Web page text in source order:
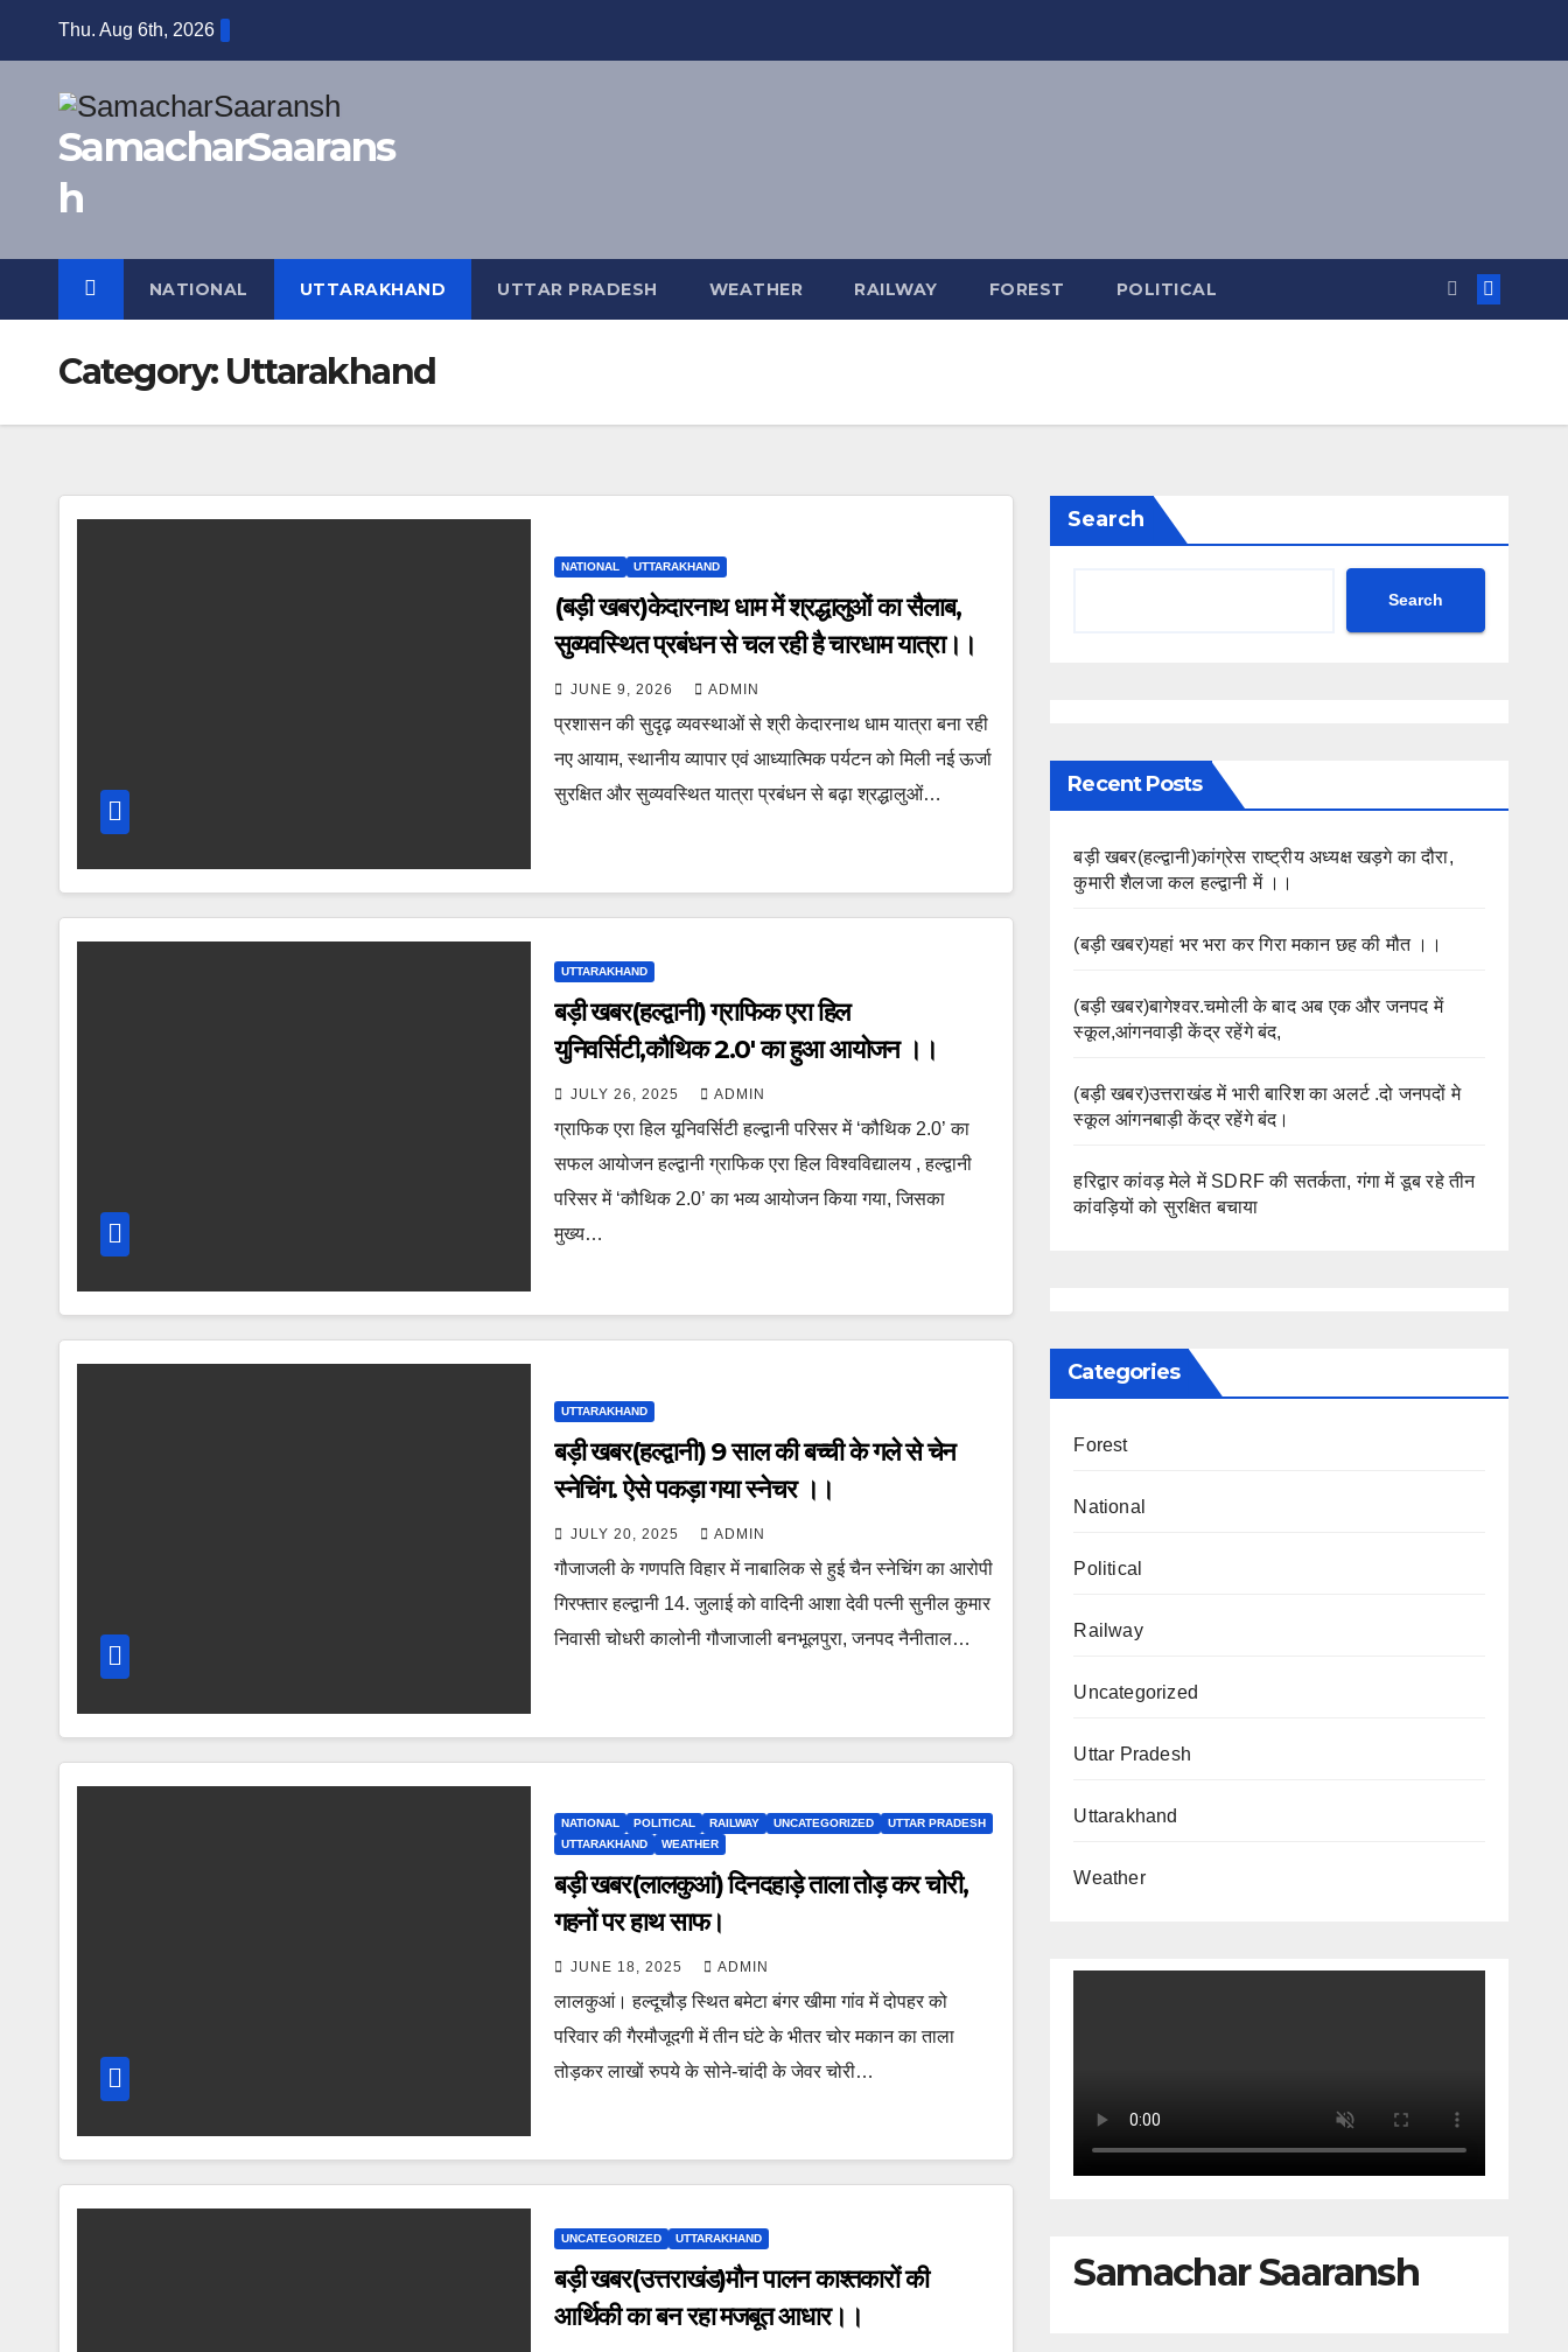
Thu. Aug 6th, 2026
SamacharSaarans
h
NATIONAL UTTARAKHAND UTTAR PRADESH WEATHER RAILWAY FOREST POLITICAL
Category: Uttarakhand
NATIONAL UTTARAKHAND
(बड़ी खबर)केदारनाथ धाम में श्रद्धालुओं का सैलाब,
सुव्यवस्थित प्रबंधन से चल रही है चारधाम यात्रा।।
JUNE 9, 2026 ADMIN
प्रशासन की सुदृढ़ व्यवस्थाओं से श्री केदारनाथ धाम यात्रा बना रही
नए आयाम, स्थानीय व्यापार एवं आध्यात्मिक पर्यटन को मिली नई ऊर्जा
सुरक्षित और सुव्यवस्थित यात्रा प्रबंधन से बढ़ा श्रद्धालुओं…
UTTARAKHAND
बड़ी खबर(हल्द्वानी) ग्राफिक एरा हिल
युनिवर्सिटी,कौथिक 2.0′ का हुआ आयोजन ।।
JULY 26, 2025 ADMIN
ग्राफिक एरा हिल यूनिवर्सिटी हल्द्वानी परिसर में ‘कौथिक 2.0’ का
सफल आयोजन हल्द्वानी ग्राफिक एरा हिल विश्वविद्यालय , हल्द्वानी
परिसर में ‘कौथिक 2.0’ का भव्य आयोजन किया गया, जिसका
मुख्य…
UTTARAKHAND
बड़ी खबर(हल्द्वानी) 9 साल की बच्ची के गले से चेन
स्नेचिंग. ऐसे पकड़ा गया स्नेचर ।।
JULY 20, 2025 ADMIN
गौजाजली के गणपति विहार में नाबालिक से हुई चैन स्नेचिंग का आरोपी
गिरफ्तार हल्द्वानी 14. जुलाई को वादिनी आशा देवी पत्नी सुनील कुमार
निवासी चोधरी कालोनी गौजाजाली बनभूलपुरा, जनपद नैनीताल…
NATIONAL POLITICAL RAILWAY UNCATEGORIZED
UTTAR PRADESH
UTTARAKHAND
WEATHER
बड़ी खबर(लालकुआं) दिनदहाड़े ताला तोड़ कर चोरी,
गहनों पर हाथ साफ।
JUNE 18, 2025 ADMIN
लालकुआं। हल्दूचौड़ स्थित बमेटा बंगर खीमा गांव में दोपहर को
परिवार की गैरमौजूदगी में तीन घंटे के भीतर चोर मकान का ताला
तोड़कर लाखों रुपये के सोने-चांदी के जेवर चोरी…
UNCATEGORIZED UTTARAKHAND
बड़ी खबर(उत्तराखंड)मौन पालन काश्तकारों की
आर्थिकी का बन रहा मजबूत आधार।।
Search
Search
Recent Posts
बड़ी खबर(हल्द्वानी)कांग्रेस राष्ट्रीय अध्यक्ष खड़गे का दौरा,
कुमारी शैलजा कल हल्द्वानी में ।।
(बड़ी खबर)यहां भर भरा कर गिरा मकान छह की मौत ।।
(बड़ी खबर)बागेश्वर.चमोली के बाद अब एक और जनपद में
स्कूल,आंगनवाड़ी केंद्र रहेंगे बंद,
(बड़ी खबर)उत्तराखंड में भारी बारिश का अलर्ट .दो जनपदों मे
स्कूल आंगनबाड़ी केंद्र रहेंगे बंद।
हरिद्वार कांवड़ मेले में SDRF की सतर्कता, गंगा में डूब रहे तीन
कांवड़ियों को सुरक्षित बचाया
Categories
Forest
National
Political
Railway
Uncategorized
Uttar Pradesh
Uttarakhand
Weather
Samachar Saaransh